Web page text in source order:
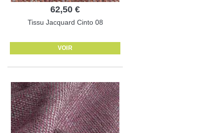
62,50 €
Tissu Jacquard Cinto 08
VOIR